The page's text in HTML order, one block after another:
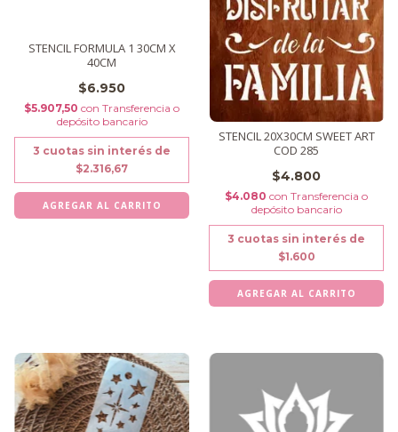
STENCIL FORMULA 1 30CM X
40CM
$6.950
$5.907,50 con Transferencia o
depósito bancario
3 cuotas sin interés de
$2.316,67
STENCIL 20X30CM SWEET ART
COD 285
$4.800
$4.080 con Transferencia o
depósito bancario
3 cuotas sin interés de
$1.600